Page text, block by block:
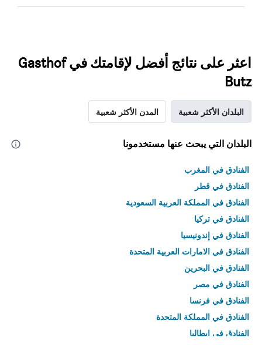
اعثر على نتائج أفضل لإقامتك في Gasthof
Butz
البلدان الأكثر شعبية المدن الأكثر شعبية
البلدان التي يبحث عنها مستخدمونا
الفنادق في المغرب
الفنادق في قطر
الفنادق في المملكة العربية السعودية
الفنادق في تركيا
الفنادق في إندونيسيا
الفنادق في الامارات العربية المتحدة
الفنادق في البحرين
الفنادق في مصر
الفنادق في فرنسا
الفنادق في المملكة المتحدة
الفنادق في إيطاليا